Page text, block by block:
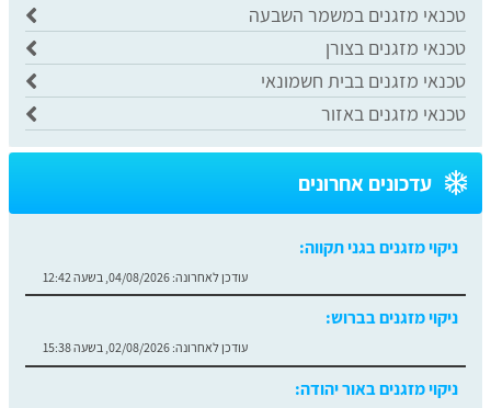
טכנאי מזגנים במשמר השבעה
טכנאי מזגנים בצורן
טכנאי מזגנים בבית חשמונאי
טכנאי מזגנים באזור
עדכונים אחרונים
ניקוי מזגנים בגני תקווה:
עודכן לאחרונה: 04/08/2026, בשעה 12:42
ניקוי מזגנים בברוש:
עודכן לאחרונה: 02/08/2026, בשעה 15:38
ניקוי מזגנים באור יהודה: